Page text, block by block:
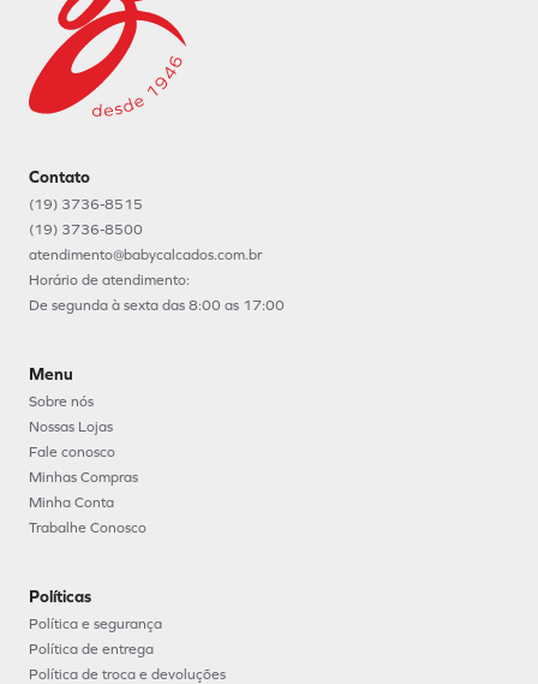
Contato
(19) 3736-8515
(19) 3736-8500
atendimento@babycalcados.com.br
Horário de atendimento:
De segunda à sexta das 8:00 as 17:00
Menu
Sobre nós
Nossas Lojas
Fale conosco
Minhas Compras
Minha Conta
Trabalhe Conosco
Políticas
Política e segurança
Política de entrega
Política de troca e devoluções